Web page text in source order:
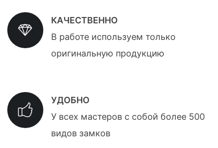
КАЧЕСТВЕННО
В работе используем только
оригинальную продукцию
УДОБНО
У всех мастеров с собой более 500
видов замков